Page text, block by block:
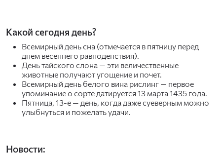
Какой сегодня день?
Всемирный день сна (отмечается в пятницу перед
днем весеннего равноденствия).
День тайского слона — эти величественные
животные получают угощение и почет.
Всемирный день белого вина рислинг — первое
упоминание о сорте датируется 13 марта 1435 года.
Пятница, 13-е — день, когда даже суеверным можно
улыбнуться и пожелать удачи.
Новости: